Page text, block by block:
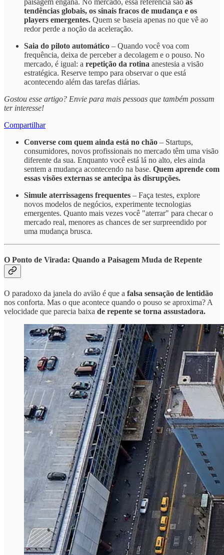
paisagem engana. No mercado, essa referência são as
tendências globais, os sinais fracos de mudança e os
players emergentes. Quem se baseia apenas no que vê ao
redor perde a noção da aceleração.
Saia do piloto automático – Quando você voa com
frequência, deixa de perceber a decolagem e o pouso. No
mercado, é igual: a repetição da rotina anestesia a visão
estratégica. Reserve tempo para observar o que está
acontecendo além das tarefas diárias.
Gostou esse artigo? Envie para mais pessoas que também possam
ter interesse!
Compartilhar
Converse com quem ainda está no chão – Startups,
consumidores, novos profissionais no mercado têm uma visão
diferente da sua. Enquanto você está lá no alto, eles ainda
sentem a mudança acontecendo na base. Quem aprende com
essas visões externas se antecipa às disrupções.
Simule aterrissagens frequentes – Faça testes, explore
novos modelos de negócios, experimente tecnologias
emergentes. Quanto mais vezes você "aterrar" para checar o
mercado real, menores as chances de ser surpreendido por
uma mudança brusca.
O Ponto de Virada: Quando a Paisagem Muda de Repente
O paradoxo da janela do avião é que a falsa sensação de lentidão
nos conforta. Mas o que acontece quando o pouso se aproxima? A
velocidade que parecia baixa de repente se torna assustadora.